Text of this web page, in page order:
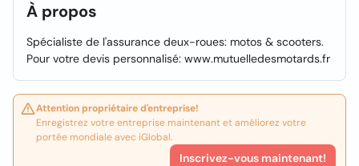
À propos
Spécialiste de l'assurance deux-roues: motos & scooters.
Pour votre devis personnalisé: www.mutuelledesmotards.fr
Attention propriétaire d'entreprise!
Enregistrez votre entreprise maintenant et améliorez votre
portée mondiale avec iGlobal.
Inscrivez-vous maintenant!